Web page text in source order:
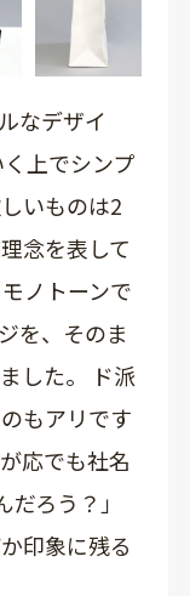
なデザイ
上でシンプ
いものは2
念を表して
ノトーンで
を、そのま
した。 ド派
もアリです
応でも社名
ろう？」
印象に残る